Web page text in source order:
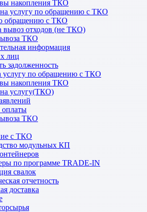
накопления ТКО
услугу по обращению с ТКО
обращению с ТКО
вывоз отходов (не ТКО)
ТКО
информация
лиц
задолженность
услугу по обращению с ТКО
накопления ТКО
услугу(ТКО)
ТКО
с ТКО
модульных КП
по программе TRADE-IN
свалок
отчетность
доставка